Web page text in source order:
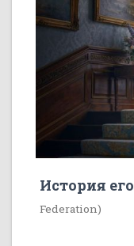
История
Federation)